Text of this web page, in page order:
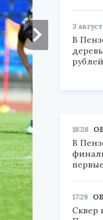
3
В
рублей
18:28
В
17:29
Сквер